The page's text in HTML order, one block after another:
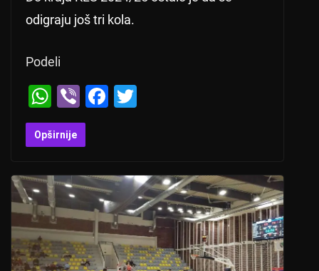
odigraju još tri kola.
Podeli
W
h
at
A
p
p
Vi
b
er
F
b
o
o
k
Opširnije